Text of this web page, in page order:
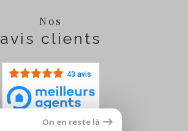
Nos
avis clients
43 avis
On en reste là